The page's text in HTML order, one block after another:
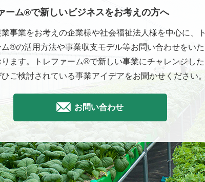
ーム®で新しいビジネスをお考えの方へ
事業をお考えの企業様や社会福祉法人様を中心に、
ム®の活用方法や事業収支モデル等お問い合わせをいた
ります。トレファーム®で新しい事業にチャレンジした
ご検討されている事業アイデアをお聞かせください
お問い合わせ